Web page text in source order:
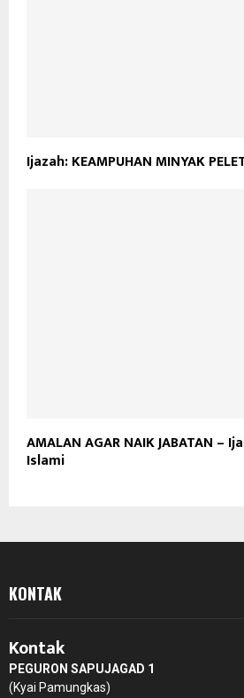
Ijazah: KEAMPUHAN MINYAK
AMALAN AGAR NAIK JABATAN –
Islami
KONTAK
Kontak
PEGURON SAPUJAGAD 1
(Kyai Pamungkas)